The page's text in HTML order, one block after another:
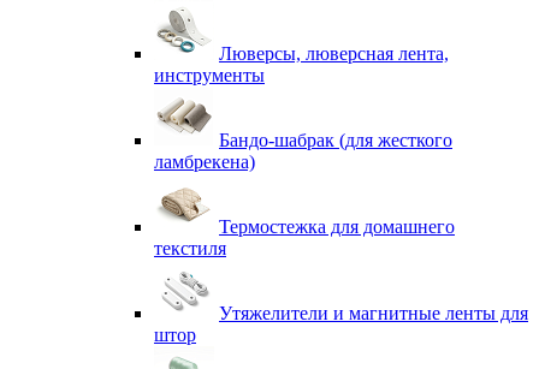
Люверсы, люверсная лента,
инструменты
Бандо-шабрак (для жесткого
ламбрекена)
Термостежка для домашнего
текстиля
Утяжелители и магнитные ленты для
штор